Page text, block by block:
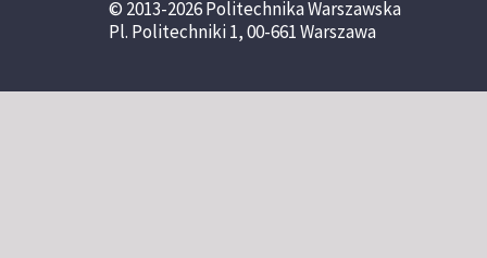
© 2013-2026 Politechnika Warszawska
Pl. Politechniki 1, 00-661 Warszawa